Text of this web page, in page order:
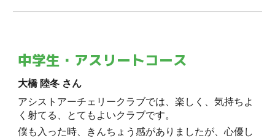
中学生・アスリートコース
大橋 陸冬 さん
アシストアーチェリークラブでは、楽しく、気持ちよ
く射てる、とてもよいクラブです。
僕も入った時、きんちょう感がありましたが、心優し